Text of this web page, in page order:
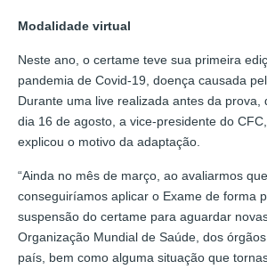
Modalidade virtual
Neste ano, o certame teve sua primeira
pandemia de Covid-19, doença causada
Durante uma live realizada antes da prova,
dia 16 de agosto, a vice-presidente do
explicou o motivo da adaptação.
“Ainda no mês de março, ao avaliarmos
conseguiríamos aplicar o Exame de forma
suspensão do certame para aguardar
Organização Mundial de Saúde, dos
país, bem como alguma situação que